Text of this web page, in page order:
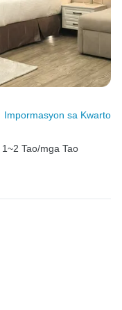
Impormasyon sa Kwarto
1~2 Tao/mga Tao